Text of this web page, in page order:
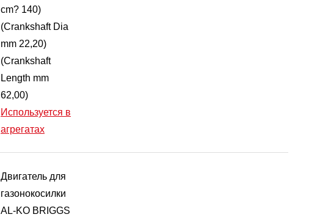
cm? 140)
(Crankshaft Dia
mm 22,20)
(Crankshaft
Length mm
62,00)
Используется в
агрегатах
Двигатель для
газонокосилки
AL-KO BRIGGS